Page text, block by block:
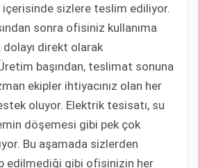
içerisinde sizlere teslim ediliyor.
sonra ofisiniz kullanıma
dolayı direkt olarak
başından, teslimat sonuna
ekipler ihtiyacınız olan her
oluyor. Elektrik tesisatı, su
döşemesi gibi pek çok
Bu aşamada sizlerden
edilmediği gibi ofisinizin her